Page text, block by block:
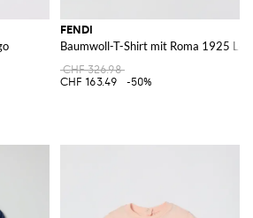
FENDI
Baumwoll-T-Shirt mit Roma 1925
CHF 326.98
CHF 163.49
-50%